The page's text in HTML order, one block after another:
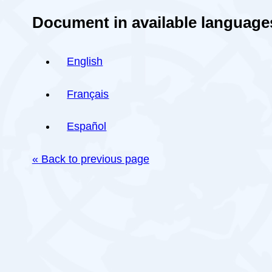
Document in available
English
Français
Español
« Back to previous page